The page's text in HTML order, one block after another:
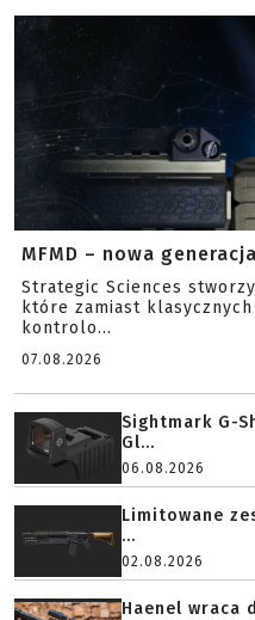
MFMD – nowa
Strategic Sciences
które zamiast
kontrolo...
07.08.2026
Sightmark G-
Gl...
06.08.2026
Limitowane
...
02.08.2026
Haenel wraca